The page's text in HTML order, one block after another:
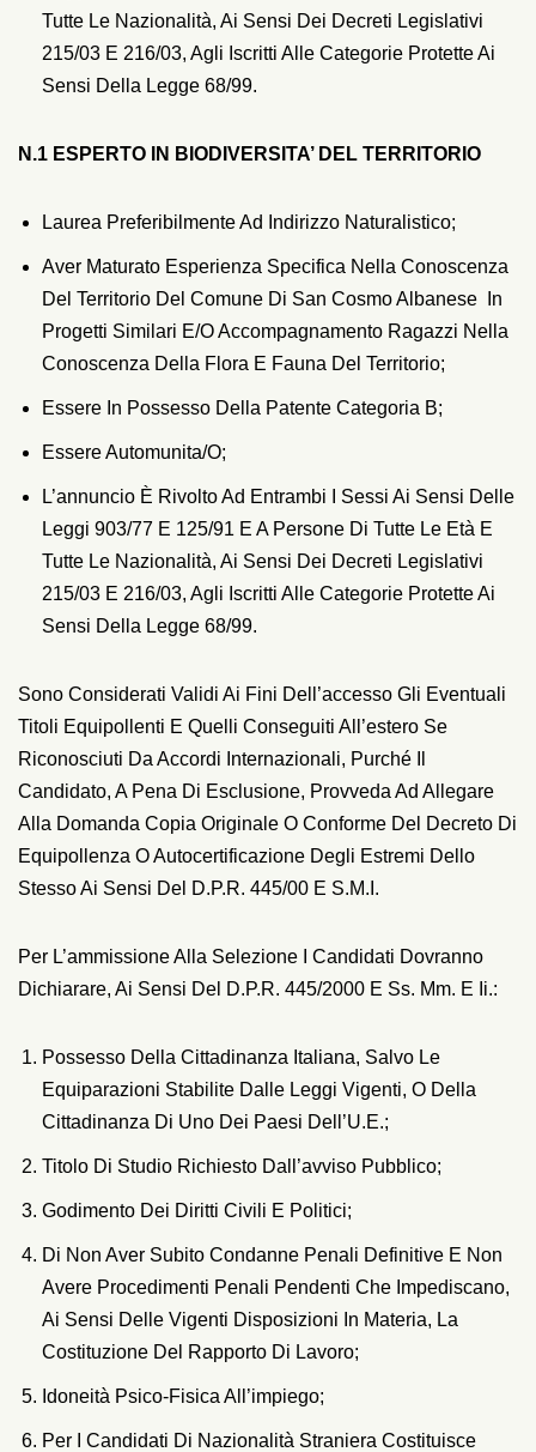
Tutte Le Nazionalità, Ai Sensi Dei Decreti Legislativi
215/03 E 216/03, Agli Iscritti Alle Categorie Protette Ai
Sensi Della Legge 68/99.
N.1 ESPERTO IN BIODIVERSITA’ DEL TERRITORIO
Laurea Preferibilmente Ad Indirizzo Naturalistico;
Aver Maturato Esperienza Specifica Nella Conoscenza
Del Territorio Del Comune Di San Cosmo Albanese In
Progetti Similari E/o Accompagnamento Ragazzi Nella
Conoscenza Della Flora E Fauna Del Territorio;
Essere In Possesso Della Patente Categoria B;
Essere Automunita/o;
L’annuncio È Rivolto Ad Entrambi I Sessi Ai Sensi Delle
Leggi 903/77 E 125/91 E A Persone Di Tutte Le Età E
Tutte Le Nazionalità, Ai Sensi Dei Decreti Legislativi
215/03 E 216/03, Agli Iscritti Alle Categorie Protette Ai
Sensi Della Legge 68/99.
Sono Considerati Validi Ai Fini Dell’accesso Gli Eventuali
Titoli Equipollenti E Quelli Conseguiti All’estero Se
Riconosciuti Da Accordi Internazionali, Purché Il
Candidato, A Pena Di Esclusione, Provveda Ad Allegare
Alla Domanda Copia Originale O Conforme Del Decreto Di
Equipollenza O Autocertificazione Degli Estremi Dello
Stesso Ai Sensi Del D.P.R. 445/00 E S.m.i.
Per L’ammissione Alla Selezione I Candidati Dovranno
Dichiarare, Ai Sensi Del D.P.R. 445/2000 E Ss. Mm. E Ii.:
Possesso Della Cittadinanza Italiana, Salvo Le
Equiparazioni Stabilite Dalle Leggi Vigenti, O Della
Cittadinanza Di Uno Dei Paesi Dell’U.E.;
Titolo Di Studio Richiesto Dall’avviso Pubblico;
Godimento Dei Diritti Civili E Politici;
Di Non Aver Subito Condanne Penali Definitive E Non
Avere Procedimenti Penali Pendenti Che Impediscano,
Ai Sensi Delle Vigenti Disposizioni In Materia, La
Costituzione Del Rapporto Di Lavoro;
Idoneità Psico-Fisica All’impiego;
Per I Candidati Di Nazionalità Straniera Costituisce